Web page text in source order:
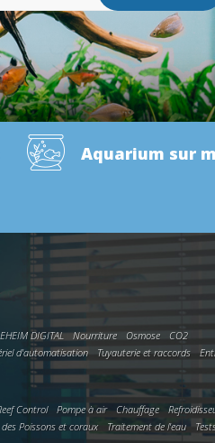
Aquarium sur
EHEIM DIGITAL Nourriture Osmose
CO2
d'automatisation Tuyauterie et raccords
Control Pompe à air Chauffage
des Poissons et coraux Traitement de l'eau